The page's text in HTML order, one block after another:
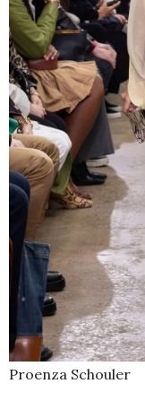
Proenza Schouler